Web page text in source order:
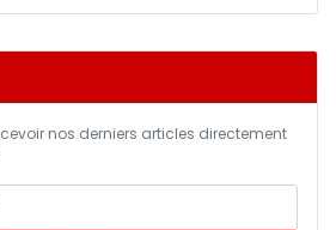
nos derniers articles directement